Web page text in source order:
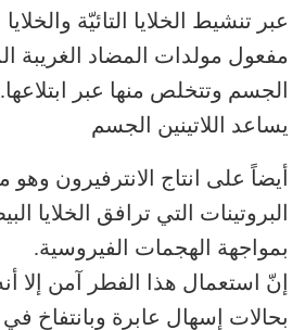
عبر تنشيط الخلايا التائيّة
مفعول مولدات المضاد الغريبة
الجسم وتتخلص منها عبر ابتلاعها.
يساعد اللاتينين الجسم
أيضاً على انتاج الانترفيرون
البروتينات التي ترافق الخلايا
بمواجهة الهجمات الفيروسية.
إنّ استعمال هذا الفطر آمن إلا
بحالات إسهال عابرة وبانتفاخ